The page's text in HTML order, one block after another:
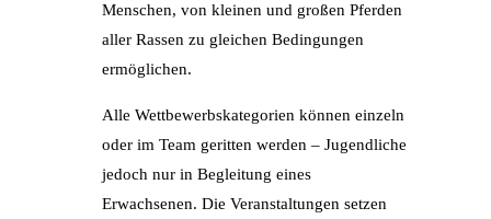
Menschen, von kleinen und großen Pferden
aller Rassen zu gleichen Bedingungen
ermöglichen.
Alle Wettbewerbskategorien können einzeln
oder im Team geritten werden – Jugendliche
jedoch nur in Begleitung eines
Erwachsenen. Die Veranstaltungen setzen